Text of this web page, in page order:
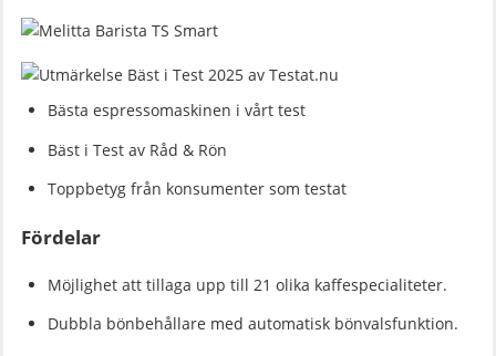
Bästa espressomaskinen i vårt test
Bäst i Test av Råd & Rön
Toppbetyg från konsumenter som testat
Fördelar
Möjlighet att tillaga upp till 21 olika kaffespecialiteter.
Dubbla bönbehållare med automatisk bönvalsfunktion.